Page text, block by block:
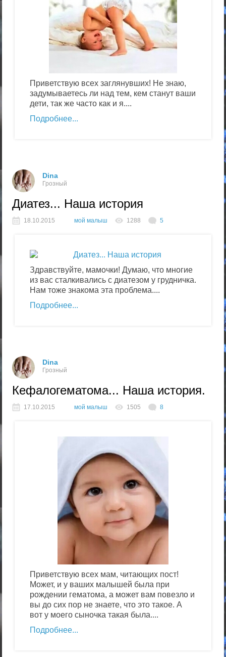
Приветствую всех заглянувших! Не знаю,
задумываетесь ли над тем, кем станут ваши
дети, так же часто как и я....
Подробнее
Dina
Грозный
Диатез... Наша история
18.10.2015 мой малыш 1288 5
Здравствуйте, мамочки! Думаю, что многие
из вас сталкивались с диатезом у грудничка.
Нам тоже знакома эта проблема....
Подробнее
Dina
Грозный
Кефалогематома... Наша история.
17.10.2015 мой малыш 1505 8
Приветствую всех мам, читающих пост!
Может, и у ваших малышей была при
рождении гематома, а может вам повезло и
вы до сих пор не знаете, что это такое. А
вот у моего сыночка такая была....
Подробнее